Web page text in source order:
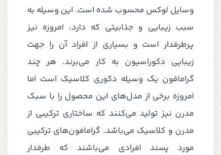
وسایل لوکس محسوب شده است. این وسیله به
سبب زیبایی و جذابیتی که دارد، امروزه نیز
پرطرفدار است و بسیاری از افراد آن را جهت
زیبایی دکوراسیون به کار می‌برند. هر چند
گرامافون یک وسیله دکوری کلاسیک است اما
امروزه برخی از مدل‌های این محصول را با سبک
مدرن نیز تولید می‌کنند که ساختاری ترکیبی از
مدرن و کلاسیک می‌باشد. گرامافون‌های ترکیبی
مورد پسند افرادی می‌باشند که طرفدار